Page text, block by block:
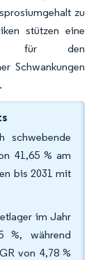
zu
stützen eine
für den
Schwankungen
schwebende
41,65 % am
bis 2031 mit
im Jahr
%, während
von 4,78 %